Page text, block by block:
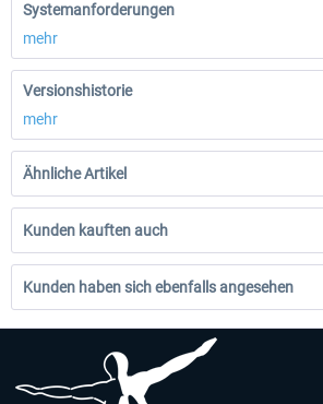
Systemanforderungen
mehr
Versionshistorie
mehr
Ähnliche Artikel
Kunden kauften auch
Kunden haben sich ebenfalls angesehen